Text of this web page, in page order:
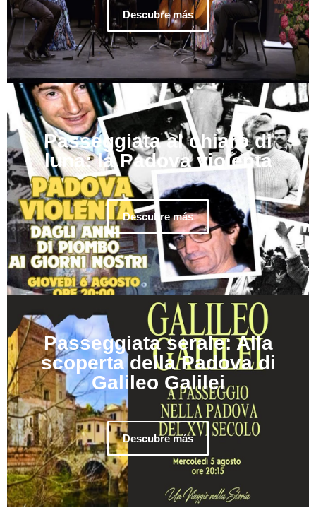
Descubre más
Passeggiata al chiaro di
luna: la Padova violenta
Descubre más
Passeggiata serale: Alla
scoperta della Padova di
Galileo Galilei
Descubre más